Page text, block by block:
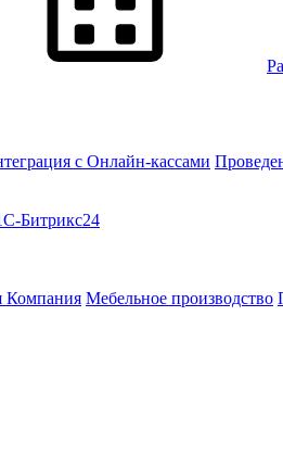
с Онлайн-кассами
Битрикс24
Компания Мебельное производство